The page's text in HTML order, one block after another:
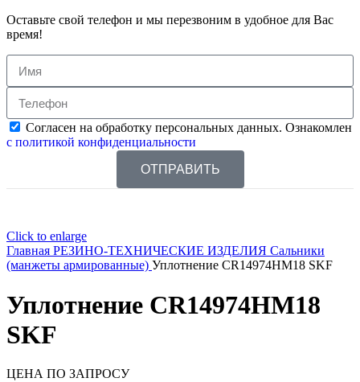
Оставьте свой телефон и мы перезвоним в удобное для Вас
время!
Согласен на обработку персональных данных. Ознакомлен
с политикой конфиденциальности
ОТПРАВИТЬ
Click to enlarge
Главная РЕЗИНО-ТЕХНИЧЕСКИЕ ИЗДЕЛИЯ Сальники
(манжеты армированные) Уплотнение CR14974HM18 SKF
Уплотнение CR14974HM18
SKF
ЦЕНА ПО ЗАПРОСУ